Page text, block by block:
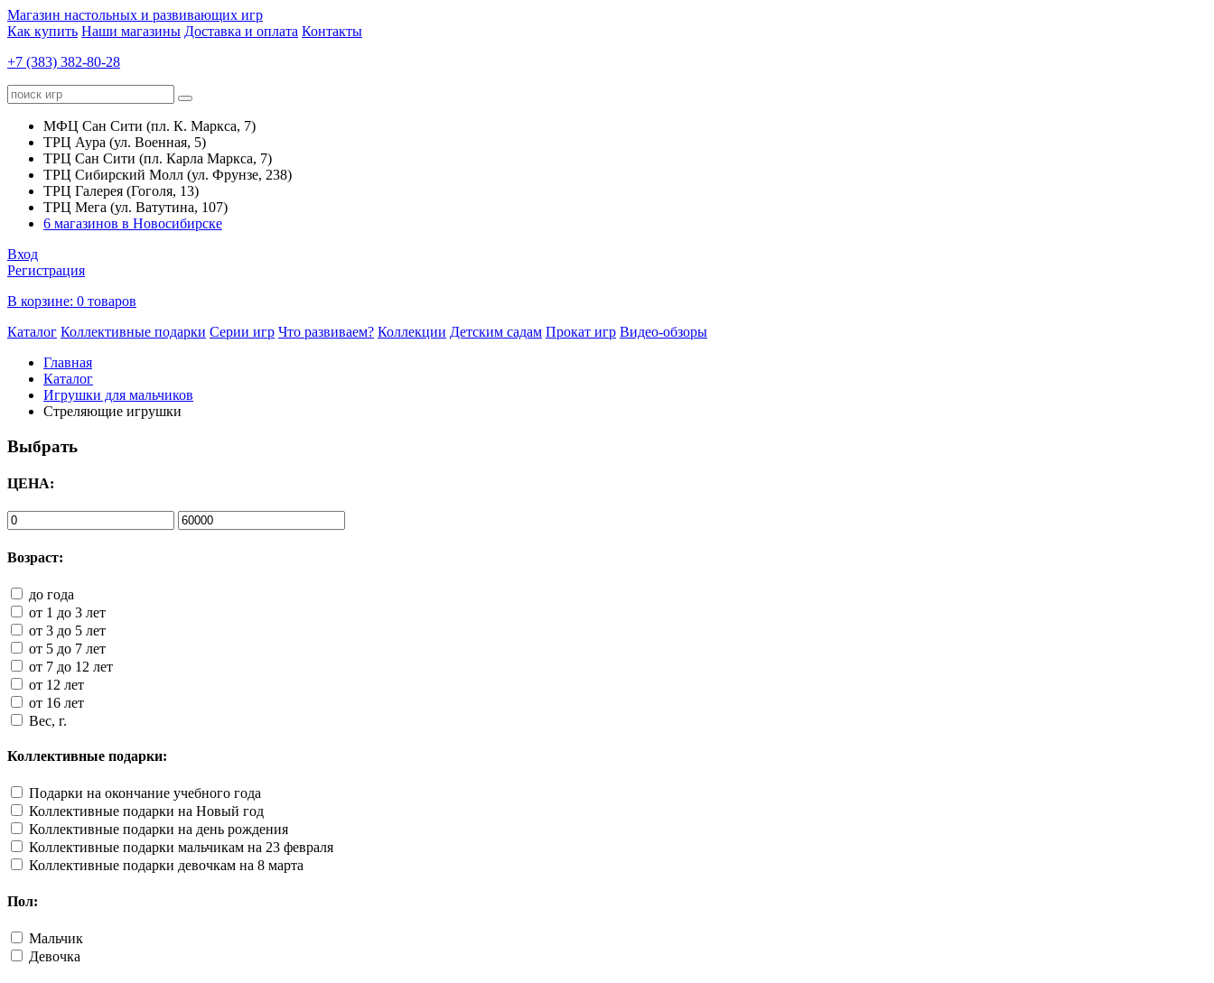
Магазин настольных и развивающих игр
Как купить Наши магазины Доставка и оплата Контакты
+7 (383) 382-80-28
МФЦ Сан Сити (пл. К. Маркса, 7)
ТРЦ Аура (ул. Военная, 5)
ТРЦ Сан Сити (пл. Карла Маркса, 7)
ТРЦ Сибирский Молл (ул. Фрунзе, 238)
ТРЦ Галерея (Гоголя, 13)
ТРЦ Мега (ул. Ватутина, 107)
6 магазинов в Новосибирске
Вход
Регистрация
В корзине: 0 товаров
Каталог Коллективные подарки Серии игр Что развиваем? Коллекции Детским садам Прокат игр Видео-обзоры
Главная
Каталог
Игрушки для мальчиков
Стреляющие игрушки
Выбрать
ЦЕНА:
Возраст:
до года
от 1 до 3 лет
от 3 до 5 лет
от 5 до 7 лет
от 7 до 12 лет
от 12 лет
от 16 лет
Вес, г.
Коллективные подарки:
Подарки на окончание учебного года
Коллективные подарки на Новый год
Коллективные подарки на день рождения
Коллективные подарки мальчикам на 23 февраля
Коллективные подарки девочкам на 8 марта
Пол:
Мальчик
Девочка